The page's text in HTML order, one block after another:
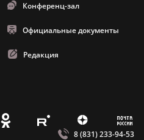
Конференц-зал
Официальные документы
Редакция
O E Z m
8 (831) 233-94-53